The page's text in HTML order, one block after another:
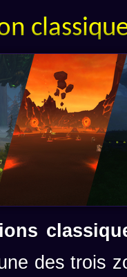
des trois